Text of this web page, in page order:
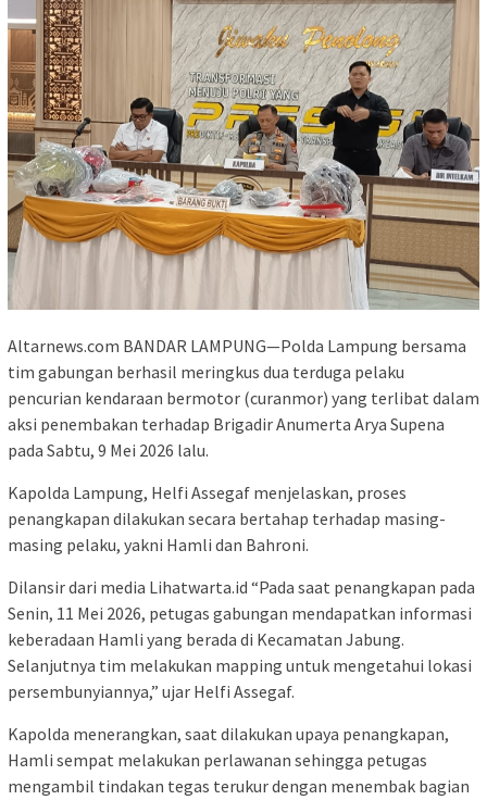
Altarnews.com BANDAR LAMPUNG—Polda Lampung bersama
tim gabungan berhasil meringkus dua terduga pelaku
pencurian kendaraan bermotor (curanmor) yang terlibat dalam
aksi penembakan terhadap Brigadir Anumerta Arya Supena
pada Sabtu, 9 Mei 2026 lalu.
Kapolda Lampung, Helfi Assegaf menjelaskan, proses
penangkapan dilakukan secara bertahap terhadap masing-
masing pelaku, yakni Hamli dan Bahroni.
Dilansir dari media Lihatwarta.id “Pada saat penangkapan pada
Senin, 11 Mei 2026, petugas gabungan mendapatkan informasi
keberadaan Hamli yang berada di Kecamatan Jabung.
Selanjutnya tim melakukan mapping untuk mengetahui lokasi
persembunyiannya,” ujar Helfi Assegaf.
Kapolda menerangkan, saat dilakukan upaya penangkapan,
Hamli sempat melakukan perlawanan sehingga petugas
mengambil tindakan tegas terukur dengan menembak bagian